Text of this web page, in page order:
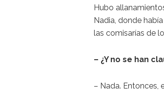
Hubo
Nadia, donde
las comisarías de
– ¿Y no se han
– Nada. Entonces,